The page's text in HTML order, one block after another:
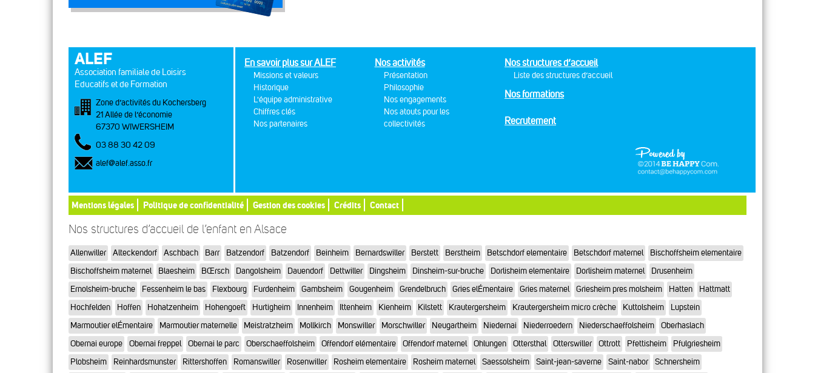
ALEF
Association familiale de Loisirs
Educatifs et de Formation
Zone d’activités du Kochersberg
21 Allée de l’économie
67370 WIWERSHEIM
03 88 30 42 09
alef@alef.asso.fr
En savoir plus sur ALEF
Missions et valeurs
Historique
L'équipe administrative
Chiffres clés
Nos partenaires
Nos activités
Présentation
Philosophie
Nos engagements
Nos atouts pour les
collectivités
Nos structures d’accueil
Liste des structures d’accueil
Nos formations
Recrutement
Mentions légales Politique de confidentialité Gestion des cookies Crédits Contact
Nos structures d’accueil de l’enfant en Alsace
Allenwiller Alteckendorf Aschbach Barr Batzendorf Batzendorf Beinheim Bernardswiller Berstett Berstheim Betschdorf elementaire Betschdorf maternel
Bischoffsheim elementaire
Bischoffsheim maternel
Blaesheim BŒrsch Dangolsheim Dauendorf Dettwiller Dingsheim Dinsheim-sur-bruche Dorlisheim elementaire Dorlisheim maternel
Drusenheim
Ernolsheim-bruche
Fessenheim le bas Flexbourg Furdenheim Gambsheim Gougenheim Grendelbruch Gries elÉmentaire Gries maternel Griesheim pres molsheim Hatten
Hattmatt
Hochfelden
Hoffen Hohatzenheim Hohengoeft Hurtigheim Innenheim Ittenheim Kienheim Kilstett Krautergersheim Krautergersheim micro crèche Kuttolsheim
Lupstein
Marmoutier elÉmentaire
Marmoutier maternelle Meistratzheim Mollkirch Monswiller Morschwiller Neugartheim Niedernai Niederroedern Niederschaeffolsheim
Oberhaslach
Obernai europe
Obernai freppel Obernai le parc Oberschaeffolsheim Offendorf elémentaire Offendorf maternel Ohlungen Ottersthal Otterswiller Ottrott Pfettisheim
Pfulgriesheim
Plobsheim
Reinhardsmunster Rittershoffen Romanswiller Rosenwiller Rosheim elementaire Rosheim maternel Saessolsheim Saint-jean-saverne Saint-nabor Schnersheim